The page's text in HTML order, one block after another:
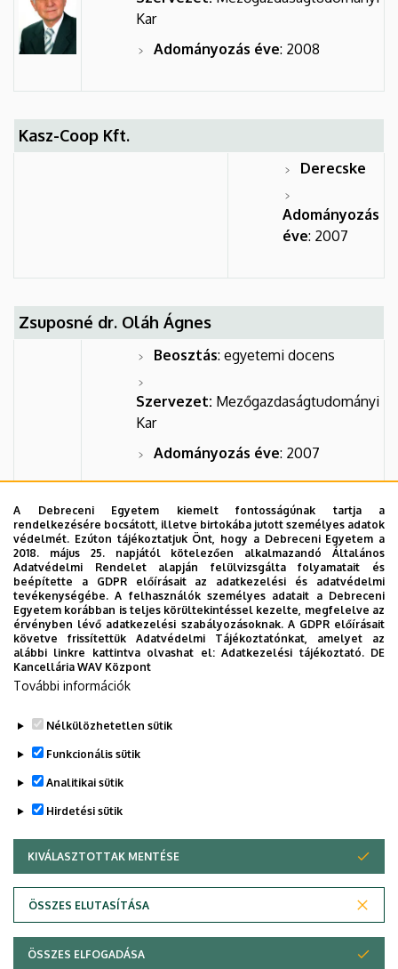
Kar
Adományozás éve: 2008
Kasz-Coop Kft.
Derecske
Adományozás
éve: 2007
Zsuposné dr. Oláh Ágnes
Beosztás: egyetemi docens
Szervezet: Mezőgazdaságtudományi
Kar
Adományozás éve: 2007
Dr. Kiss Szendille
Beosztás: egyetemi docens
Szervezet:Mezőgazdaságtudományi
Kar
Legutóbbi frissítés: 2023. 03. 07. 08:40
Adatvédelem
A Debreceni Egyetem kiemelt fontosságúnak tartja a
rendelkezésére bocsátott, illetve birtokába jutott személyes adatok
védelmét. Ezúton tájékoztatjuk Önt, hogy a Debreceni Egyetem a
2018. május 25. napjától kötelezően alkalmazandó Általános
Adatvédelmi Rendelet alapján felülvizsgálta folyamatait és
beépítette a GDPR előírásait az adatkezelési és adatvédelmi
tevékenységébe. A felhasználók személyes adatait a Debreceni
Egyetem korábban is teljes körültekintéssel kezelte, megfelelve az
érvényben lévő adatkezelési szabályozásoknak. A GDPR előírásait
követve frissítettük Adatvédelmi Tájékoztatónkat, amelyet az
alábbi linkre kattintva olvashat el:Adatkezelési tájékoztató. DE
Kancellária WAV Központ
További információk
Nélkülözhetetlen sütik
Funkcionális sütik
Analitikai sütik
Hirdetési sütik
KIVÁLASZTOTTAK MENTÉSE
ÖSSZES ELUTASÍTÁSA
WITHDRAW CONSENT
ÖSSZES ELFOGADÁSA